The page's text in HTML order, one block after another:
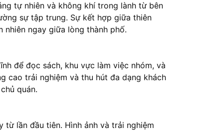
tự nhiên và không khí trong lành từ bên
sự tập trung. Sự kết hợp giữa thiên
ngay giữa lòng thành phố.
để đọc sách, khu vực làm việc nhóm, và
cao trải nghiệm và thu hút đa dạng khách
quán.
lần đầu tiên. Hình ảnh và trải nghiệm